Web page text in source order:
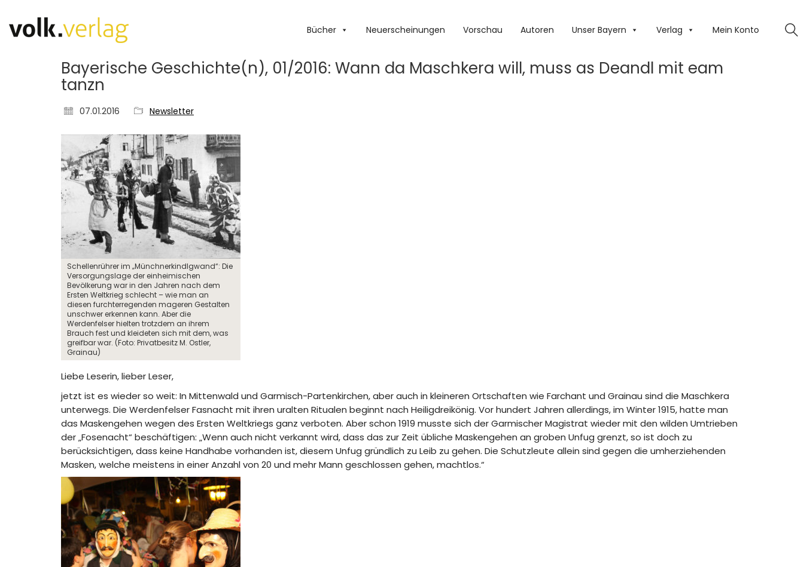
Bücher Neuerscheinungen Vorschau Autoren Unser Bayern Verlag Mein Konto
Bayerische Geschichte(n), 01/2016: Wann da Maschkera will, muss as Deandl mit eam
tanzn
07.01.2016 Newsletter
Schellenrührer im „Münchnerkindlgwand“: Die
Versorgungslage der einheimischen
Bevölkerung war in den Jahren nach dem
Ersten Weltkrieg schlecht – wie man an
diesen furchterregenden mageren Gestalten
unschwer erkennen kann. Aber die
Werdenfelser hielten trotzdem an ihrem
Brauch fest und kleideten sich mit dem, was
greifbar war. (Foto: Privatbesitz M. Ostler,
Grainau)
Liebe Leserin, lieber Leser,
jetzt ist es wieder so weit: In Mittenwald und Garmisch-Partenkirchen, aber auch in kleineren Ortschaften wie Farchant und Grainau sind die Maschkera
unterwegs. Die Werdenfelser Fasnacht mit ihren uralten Ritualen beginnt nach Heiligdreikönig. Vor hundert Jahren allerdings, im Winter 1915, hatte man
das Maskengehen wegen des Ersten Weltkriegs ganz verboten. Aber schon 1919 musste sich der Garmischer Magistrat wieder mit den wilden Umtrieben
der „Fosenacht“ beschäftigen: „Wenn auch nicht verkannt wird, dass das zur Zeit übliche Maskengehen an groben Unfug grenzt, so ist doch zu
berücksichtigen, dass keine Handhabe vorhanden ist, diesem Unfug gründlich zu Leib zu gehen. Die Schutzleute allein sind gegen die umherziehenden
Masken, welche meistens in einer Anzahl von 20 und mehr Mann geschlossen gehen, machtlos.“